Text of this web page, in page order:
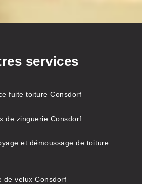
services
fuite toiture Consdorf
de zinguerie Consdorf
et démoussage de toiture
de velux Consdorf